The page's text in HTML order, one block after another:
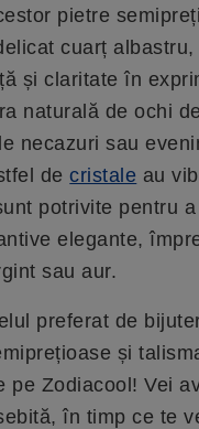
pietre
cuarț
și claritate în
naturală de ochi
necazuri sau
decristale au
potrivite pentru
elegante,
sau aur.
preferat de
și
pe Zodiacool! Vei
în timp ce te